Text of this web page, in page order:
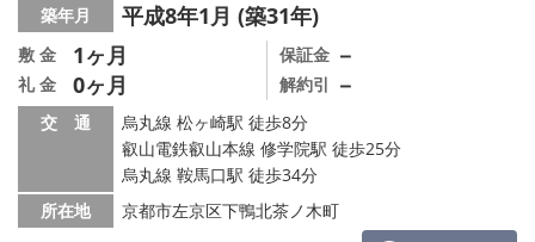
会社概要
メールでお問い合わせ
築年月 平成8年1月 (築31年)
敷 金 1ヶ月
礼 金 0ヶ月
保証金 －
解約引 －
交 通
烏丸線 松ヶ崎駅 徒歩8分
叡山電鉄叡山本線 修学院駅 徒歩25分
烏丸線 鞍馬口駅 徒歩34分
所在地
京都市左京区下鴨北茶ノ木町